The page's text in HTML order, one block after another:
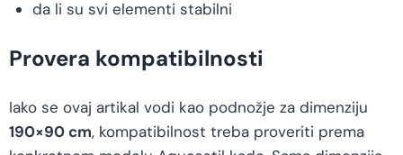
da li su svi elementi stabilni
Provera kompatibilnosti
Iako se ovaj artikal vodi kao podnožje za dimenziju
190×90 cm, kompatibilnost treba proveriti prema